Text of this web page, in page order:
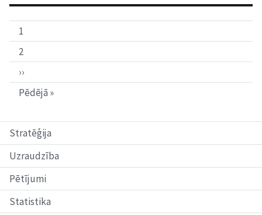
Stratēģija
Uzraudzība
Pētījumi
Statistika
dārzu
un
apmeklētāju
1
2
››
Pēdējā »